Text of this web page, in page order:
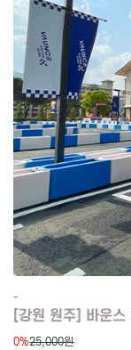
-
[강원 원주] 바운스
0%25,000원